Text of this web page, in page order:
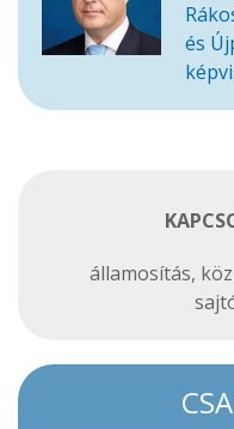
és
államosítás,